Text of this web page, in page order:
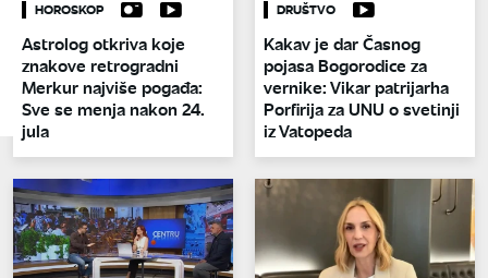
HOROSKOP
Astrolog otkriva koje
znakove retrogradni
Merkur najviše pogađa:
Sve se menja nakon 24.
jula
DRUŠTVO
Kakav je dar Časnog
pojasa Bogorodice za
vernike: Vikar patrijarha
Porfirija za UNU o svetinji
iz Vatopeda